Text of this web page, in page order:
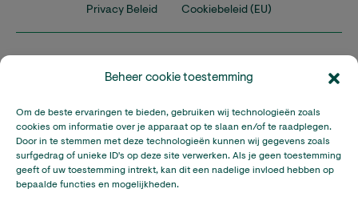
Beheer cookie toestemming
Om de beste ervaringen te bieden, gebruiken wij technologieën zoals
cookies om informatie over je apparaat op te slaan en/of te raadplegen.
Door in te stemmen met deze technologieën kunnen wij gegevens zoals
surfgedrag of unieke ID's op deze site verwerken. Als je geen toestemming
geeft of uw toestemming intrekt, kan dit een nadelige invloed hebben op
bepaalde functies en mogelijkheden.
Privacy Beleid Cookiebeleid (EU)
Nederland Verenigd Koninkrijk Verenigde Staten
Climate Stewards is onderdeel van Stichting A Rocha Nederland,
een geregistreerd goed doel in Nederland (RSIN: 815032924).